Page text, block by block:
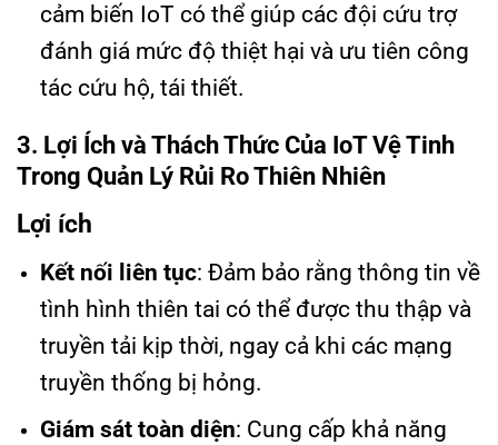
cảm biến IoT có thể giúp các đội cứu trợ
đánh giá mức độ thiệt hại và ưu tiên công
tác cứu hộ, tái thiết.
3. Lợi Ích và Thách Thức Của IoT Vệ Tinh
Trong Quản Lý Rủi Ro Thiên Nhiên
Lợi ích
Kết nối liên tục: Đảm bảo rằng thông tin về
tình hình thiên tai có thể được thu thập và
truyền tải kịp thời, ngay cả khi các mạng
truyền thống bị hỏng.
Giám sát toàn diện: Cung cấp khả năng